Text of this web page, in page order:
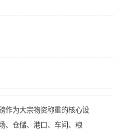
作为大宗物资称重的核心设
、仓储、港口、车间、粮